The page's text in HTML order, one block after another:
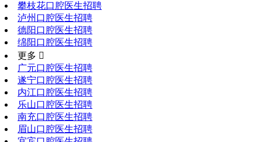
攀枝花口腔医生招聘
泸州口腔医生招聘
德阳口腔医生招聘
绵阳口腔医生招聘
更多 
广元口腔医生招聘
遂宁口腔医生招聘
内江口腔医生招聘
乐山口腔医生招聘
南充口腔医生招聘
眉山口腔医生招聘